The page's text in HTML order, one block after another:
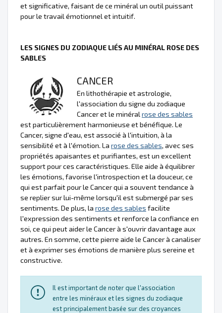
et significative, faisant de ce minéral un outil puissant
pour le travail émotionnel et intuitif.
LES SIGNES DU ZODIAQUE LIÉS AU MINÉRAL ROSE DES
SABLES
CANCER
En lithothérapie et astrologie,
l'association du signe du zodiaque
Cancer et le minéral rose des sables
est particulièrement harmonieuse et bénéfique. Le
Cancer, signe d'eau, est associé à l'intuition, à la
sensibilité et à l'émotion. La rose des sables, avec ses
propriétés apaisantes et purifiantes, est un excellent
support pour ces caractéristiques. Elle aide à équilibrer
les émotions, favorise l'introspection et la douceur, ce
qui est parfait pour le Cancer qui a souvent tendance à
se replier sur lui-même lorsqu'il est submergé par ses
sentiments. De plus, la rose des sables facilite
l'expression des sentiments et renforce la confiance en
soi, ce qui peut aider le Cancer à s'ouvrir davantage aux
autres. En somme, cette pierre aide le Cancer à canaliser
et à exprimer ses émotions de manière plus sereine et
constructive.
Il est important de noter que l'association
entre les minéraux et les signes du zodiaque
est principalement basée sur des croyances